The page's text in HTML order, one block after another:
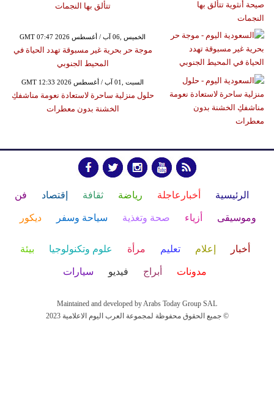
تتألق بها النجمات
GMT 07:47 2026 الخميس ,06 آب / أغسطس
موجة حر بحرية غير مسبوقة تهدد الحياة في
المحيط الجنوبي
GMT 12:33 2026 السبت ,01 آب / أغسطس
حلول منزلية ساحرة لاستعادة نعومة مناشفكِ
الخشنة بدون معطرات
الرئيسية أخبارعاجلة رياضة ثقافة إقتصاد فن
وموسيقى أزياء صحة وتغذية سياحة وسفر ديكور
أخبار إعلام تعليم مرأة علوم وتكنولوجيا بيئة
مدونات أبراج فيديو سيارات
Maintained and developed by Arabs Today Group SAL
جميع الحقوق محفوظة لمجموعة العرب اليوم الاعلامية 2023 ©